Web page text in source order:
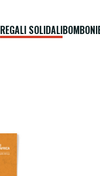
REGALI SOLIDALI